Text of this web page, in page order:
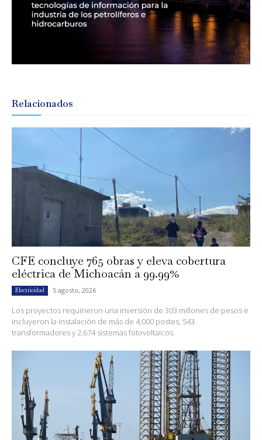
Relacionados
CFE concluye 765 obras y eleva cobertura
eléctrica de Michoacán a 99.99%
Electricidad 5 agosto, 2026
Los proyectos requirieron una inversión de 303 millones de pesos e
incluyeron la instalación de más de 4,000 postes, 543
transformadores y 2,674 sistemas fotovoltaicos.